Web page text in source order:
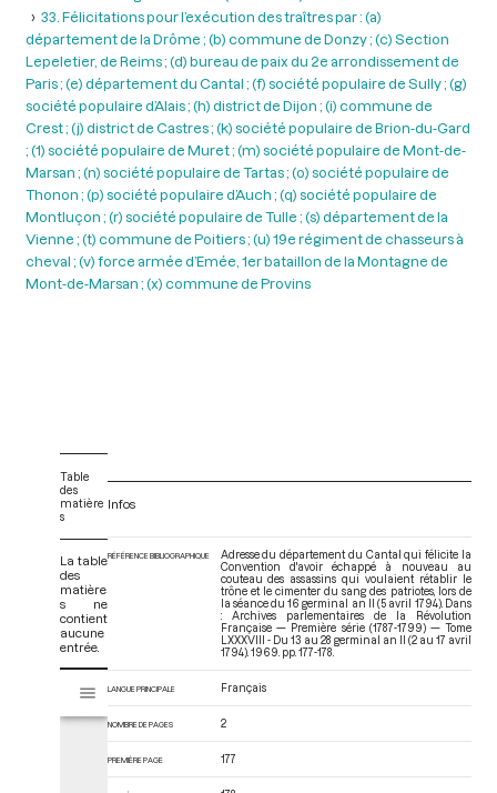
33. Félicitations pour l’exécution des traîtres par : (a)
département de la Drôme ; (b) commune de Donzy ; (c) Section
Lepeletier, de Reims ; (d) bureau de paix du 2e arrondissement de
Paris ; (e) département du Cantal ; (f) société populaire de Sully ; (g)
société populaire d’Alais ; (h) district de Dijon ; (i) commune de
Crest ; (j) district de Castres ; (k) société populaire de Brion-du-Gard
; (1) société populaire de Muret ; (m) société populaire de Mont-de-
Marsan ; (n) société populaire de Tartas ; (o) société populaire de
Thonon ; (p) société populaire d’Auch ; (q) société populaire de
Montluçon ; (r) société populaire de Tulle ; (s) département de la
Vienne ; (t) commune de Poitiers ; (u) 19e régiment de chasseurs à
cheval ; (v) force armée d’Emée, 1er bataillon de la Montagne de
Mont-de-Marsan ; (x) commune de Provins
Table
des
matière
s
La table
des
matière
s ne
contient
aucune
entrée.
s
Tome LXXXVIII - Du 13 au 28 germinal an II (2 au 17 avril 1794)
Infos
RÉFÉRENCE BIBLIOGRAPHIQUE
Adresse du département du Cantal qui félicite la
Convention d'avoir échappé à nouveau au
couteau des assassins qui voulaient rétablir le
trône et le cimenter du sang des patriotes, lors de
la séance du 16 germinal an II (5 avril 1794). Dans
: Archives parlementaires de la Révolution
Française — Première série (1787-1799) — Tome
LXXXVIII - Du 13 au 28 germinal an II (2 au 17 avril
1794). 1969. pp. 177-178.
LANGUE PRINCIPALE Français
NOMBRE DE PAGES 2
PREMIÈRE PAGE 177